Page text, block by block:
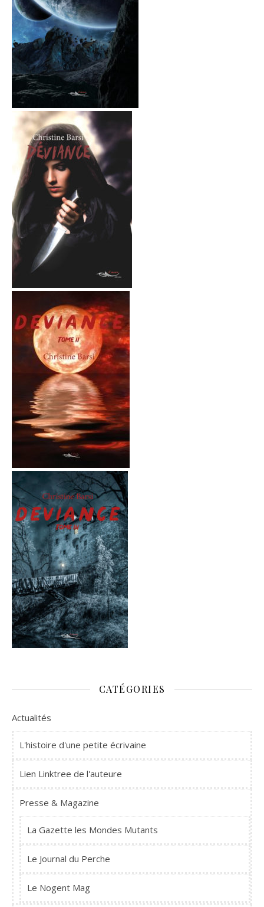
CATÉGORIES
Actualités
L'histoire d'une petite écrivaine
Lien Linktree de l'auteure
Presse & Magazine
La Gazette les Mondes Mutants
Le Journal du Perche
Le Nogent Mag